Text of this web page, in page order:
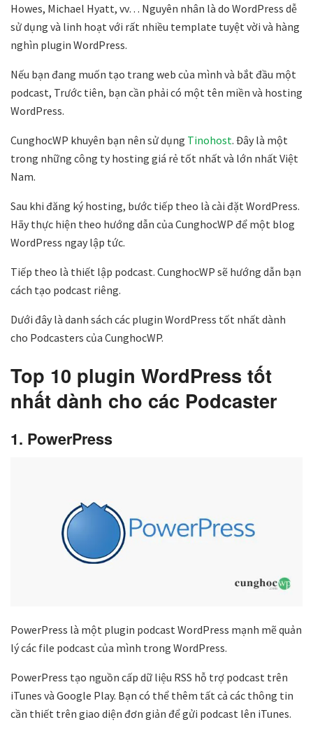
Howes, Michael Hyatt, vv… Nguyên nhân là do WordPress dễ
sử dụng và linh hoạt với rất nhiều template tuyệt vời và hàng
nghìn plugin WordPress.
Nếu bạn đang muốn tạo trang web của mình và bắt đầu một
podcast, Trước tiên, bạn cần phải có một tên miền và hosting
WordPress.
CunghocWP khuyên bạn nên sử dụng Tinohost. Đây là một
trong những công ty hosting giá rẻ tốt nhất và lớn nhất Việt
Nam.
Sau khi đăng ký hosting, bước tiếp theo là cài đặt WordPress.
Hãy thực hiện theo hướng dẫn của CunghocWP để một blog
WordPress ngay lập tức.
Tiếp theo là thiết lập podcast. CunghocWP sẽ hướng dẫn bạn
cách tạo podcast riêng.
Dưới đây là danh sách các plugin WordPress tốt nhất dành
cho Podcasters của CunghocWP.
Top 10 plugin WordPress tốt
nhất dành cho các Podcaster
1. PowerPress
PowerPress là một plugin podcast WordPress mạnh mẽ quản
lý các file podcast của mình trong WordPress.
PowerPress tạo nguồn cấp dữ liệu RSS hỗ trợ podcast trên
iTunes và Google Play. Bạn có thể thêm tất cả các thông tin
cần thiết trên giao diện đơn giản để gửi podcast lên iTunes.